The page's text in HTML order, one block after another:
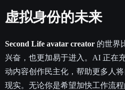
虚拟身份的未来
Second Life avatar creator 的世界
兴奋，也更加易于进入。AI 正在
动内容创作民主化，帮助更多人
现实。无论你是希望加快工作流